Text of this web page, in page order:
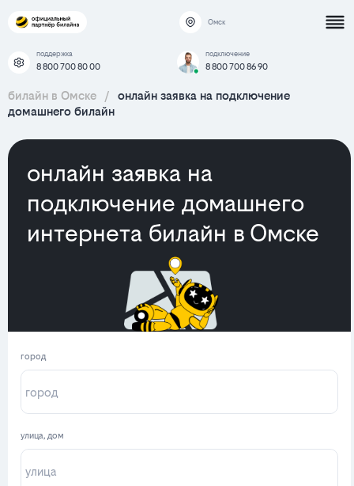
Омск
поддержка
8 800 700 80 00
подключение
8 800 700 86 90
билайн в Омске /
онлайн заявка на подключение
домашнего билайн
онлайн заявка на
подключение домашнего
интернета билайн в Омске
город
улица, дом